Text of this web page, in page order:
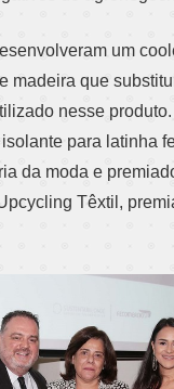
um
madeira que
nesse
para latinha
da moda e
Têxtil,